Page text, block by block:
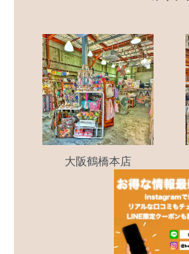
大阪鶴橋本店